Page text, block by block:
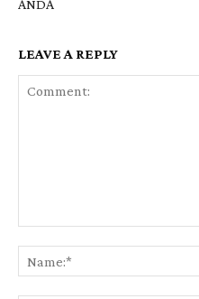
ANDA
LEAVE A REPLY